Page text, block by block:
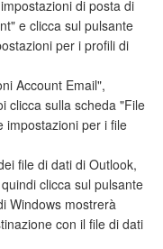
di posta di
e clicca sul pulsante
per i profili di
Account Email",
clicca sulla scheda "File
impostazioni per i file
file di dati di Outlook,
clicca sul pulsante
Windows mostrerà
con il file di dati